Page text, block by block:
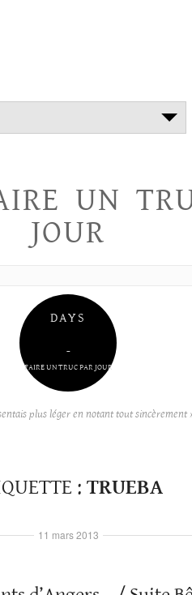
UN
JOUR
DAYS
–
FAIRE UN TRUC PAR JOUR
plus léger en notant tout sincèrement
: TRUEBA
11 mars 2013